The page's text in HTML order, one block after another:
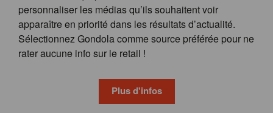
personnaliser les médias qu’ils souhaitent voir
apparaître en priorité dans les résultats d’actualité.
Sélectionnez Gondola comme source préférée pour ne
rater aucune info sur le retail !
Plus d'infos
© GONDOLA GROUP
FAQ
CONDITIONS GÉNÉRALES
PRIVACY & COOKIE POLICY
wieni